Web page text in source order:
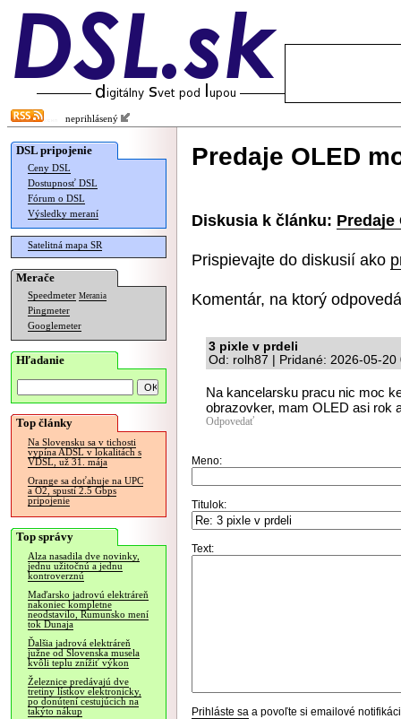
neprihlásený
DSL pripojenie
Ceny DSL
Dostupnosť DSL
Fórum o DSL
Výsledky meraní
Satelitná mapa SR
Merače
Speedmeter Merania
Pingmeter
Googlemeter
Hľadanie
Top články
Na Slovensku sa v tichosti
vypína ADSL v lokalitách s
VDSL, už 31. mája
Orange sa doťahuje na UPC
a O2, spustí 2.5 Gbps
pripojenie
Top správy
Alza nasadila dve novinky,
jednu užitočnú a jednu
kontroverznú
Maďarsko jadrovú elektráreň
nakoniec kompletne
neodstavilo, Rumunsko mení
tok Dunaja
Ďalšia jadrová elektráreň
južne od Slovenska musela
kvôli teplu znížiť výkon
Železnice predávajú dve
tretiny lístkov elektronicky,
po donútení cestujúcich na
takýto nákup
Predaje OLED
Diskusia k článku: Predaje
Prispievajte do diskusií ako
Komentár, na ktorý
3 pixle v prdeli
Od: rolh87 | Pridané: 2026-05-20
Na kancelarsku pracu nic moc
obrazovker, mam OLED asi rok
Odpovedať
Meno:
Titulok:
Text:
Prihláste sa a povoľte si emailové